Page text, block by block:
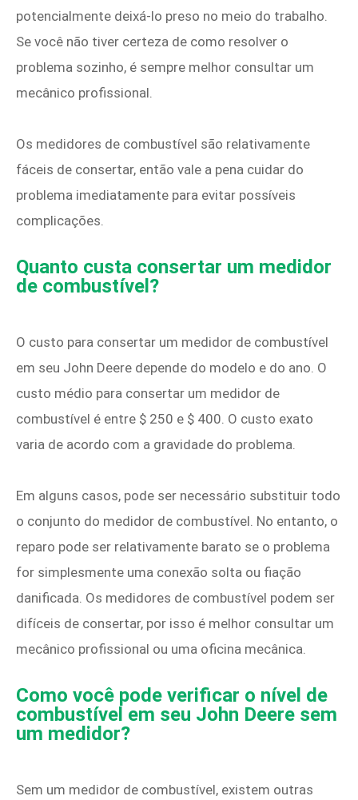
potencialmente deixá-lo preso no meio do trabalho.
Se você não tiver certeza de como resolver o
problema sozinho, é sempre melhor consultar um
mecânico profissional.
Os medidores de combustível são relativamente
fáceis de consertar, então vale a pena cuidar do
problema imediatamente para evitar possíveis
complicações.
Quanto custa consertar um medidor
de combustível?
O custo para consertar um medidor de combustível
em seu John Deere depende do modelo e do ano. O
custo médio para consertar um medidor de
combustível é entre $ 250 e $ 400. O custo exato
varia de acordo com a gravidade do problema.
Em alguns casos, pode ser necessário substituir todo
o conjunto do medidor de combustível. No entanto, o
reparo pode ser relativamente barato se o problema
for simplesmente uma conexão solta ou fiação
danificada. Os medidores de combustível podem ser
difíceis de consertar, por isso é melhor consultar um
mecânico profissional ou uma oficina mecânica.
Como você pode verificar o nível de
combustível em seu John Deere sem
um medidor?
Sem um medidor de combustível, existem outras